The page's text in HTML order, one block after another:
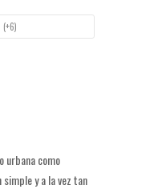
(+6)
urbana como
y a la vez tan